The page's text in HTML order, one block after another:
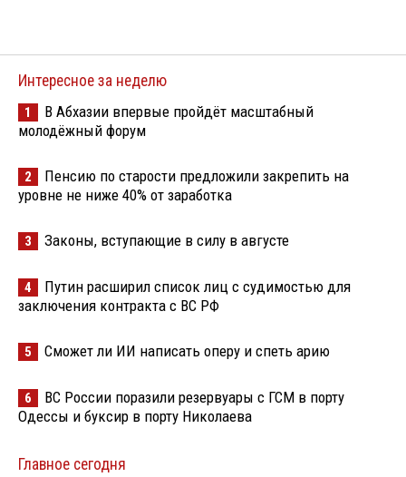
Интересное за неделю
1
В Абхазии впервые пройдёт масштабный
молодёжный форум
2
Пенсию по старости предложили закрепить на
уровне не ниже 40% от заработка
3 Законы, вступающие в силу в августе
4
Путин расширил список лиц с судимостью для
заключения контракта с ВС РФ
5 Сможет ли ИИ написать оперу и спеть арию
6
ВС России поразили резервуары с ГСМ в порту
Одессы и буксир в порту Николаева
Главное сегодня